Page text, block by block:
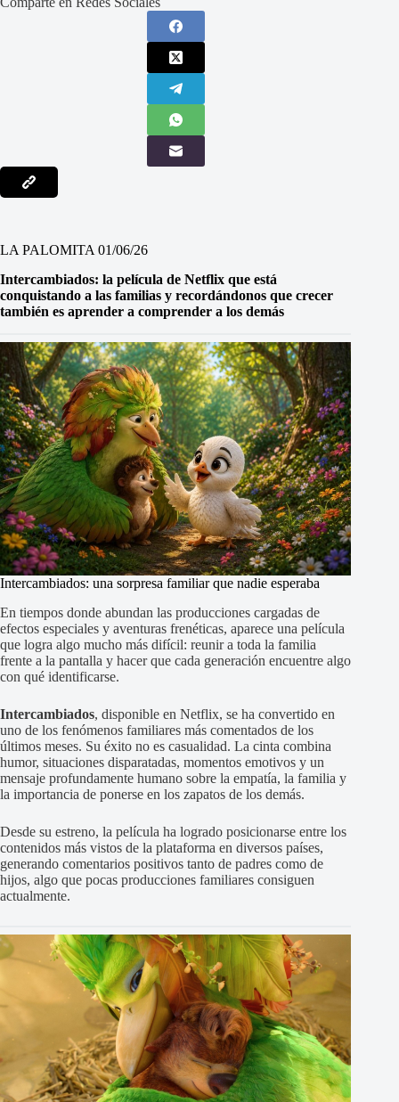
LA PALOMITA 01/06/26
Intercambiados: la película de Netflix que está
conquistando a las familias y recordándonos que crecer
también es aprender a comprender a los demás
Intercambiados: una sorpresa familiar que nadie esperaba
En tiempos donde abundan las producciones cargadas de
efectos especiales y aventuras frenéticas, aparece una película
que logra algo mucho más difícil: reunir a toda la familia
frente a la pantalla y hacer que cada generación encuentre algo
con qué identificarse.
Intercambiados, disponible en Netflix, se ha convertido en
uno de los fenómenos familiares más comentados de los
últimos meses. Su éxito no es casualidad. La cinta combina
humor, situaciones disparatadas, momentos emotivos y un
mensaje profundamente humano sobre la empatía, la familia y
la importancia de ponerse en los zapatos de los demás.
Desde su estreno, la película ha logrado posicionarse entre los
contenidos más vistos de la plataforma en diversos países,
generando comentarios positivos tanto de padres como de
hijos, algo que pocas producciones familiares consiguen
actualmente.